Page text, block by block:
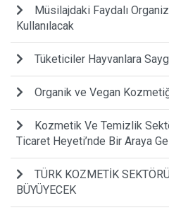
Müsilajdaki Faydalı
Kullanılacak
Tüketiciler Hayvanlara
Organik ve Vegan
Kozmetik Ve Temizlik
Ticaret Heyeti’nde Bir Araya
TÜRK KOZMETİK
BÜYÜYECEK